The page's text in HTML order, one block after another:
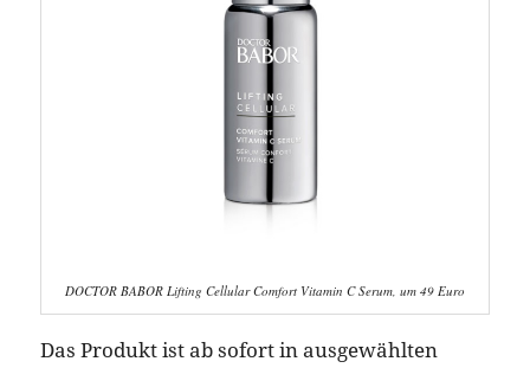
DOCTOR BABOR Lifting Cellular Comfort Vitamin C Serum, um 49 Euro
Das Produkt ist ab sofort in ausgewählten